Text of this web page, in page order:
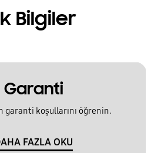
Bilgiler
Garanti
garanti koşullarını öğrenin.
FAZLA OKU